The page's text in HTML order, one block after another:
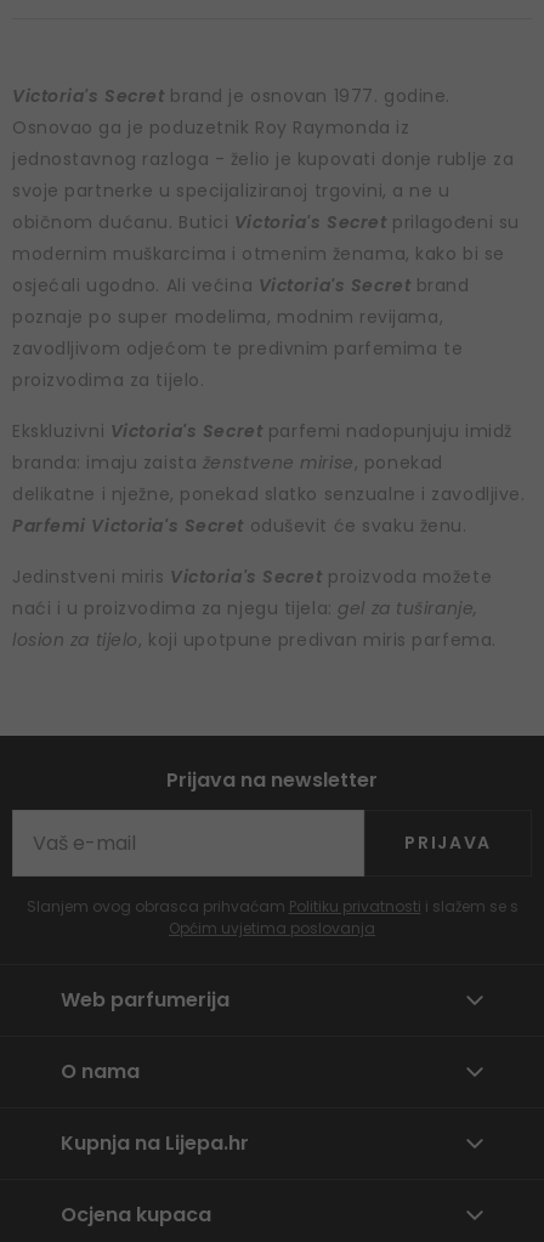
Victoria's Secret brand je osnovan 1977. godine.
Osnovao ga je poduzetnik Roy Raymonda iz
jednostavnog razloga - želio je kupovati donje rublje za
svoje partnerke u specijaliziranoj trgovini, a ne u
običnom dućanu. Butici Victoria's Secret prilagođeni su
modernim muškarcima i otmenim ženama, kako bi se
osjećali ugodno. Ali većina Victoria's Secret brand
poznaje po super modelima, modnim revijama,
zavodljivom odjećom te predivnim parfemima te
proizvodima za tijelo.
Ekskluzivni Victoria's Secret parfemi nadopunjuju imidž
branda: imaju zaista ženstvene mirise, ponekad
delikatne i nježne, ponekad slatko senzualne i zavodljive.
Parfemi Victoria's Secret oduševit će svaku ženu.
Jedinstveni miris Victoria's Secret proizvoda možete
naći i u proizvodima za njegu tijela: gel za tuširanje,
losion za tijelo, koji upotpune predivan miris parfema.
Prijava na newsletter
PRIJAVA
Slanjem ovog obrasca prihvaćam Politiku privatnosti i slažem se s
Općim uvjetima poslovanja
Web parfumerija
O nama
Kupnja na Lijepa.hr
Ocjena kupaca